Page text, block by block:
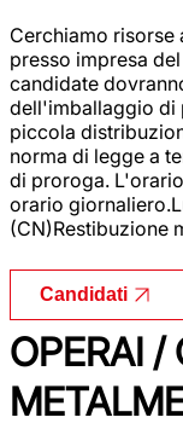
Cerchiamo risorse
presso impresa
candidate
dell'imballaggio di
piccola
norma di legge a
di proroga.
orario
(CN)Restibuzione
Candidati
OPERAI /